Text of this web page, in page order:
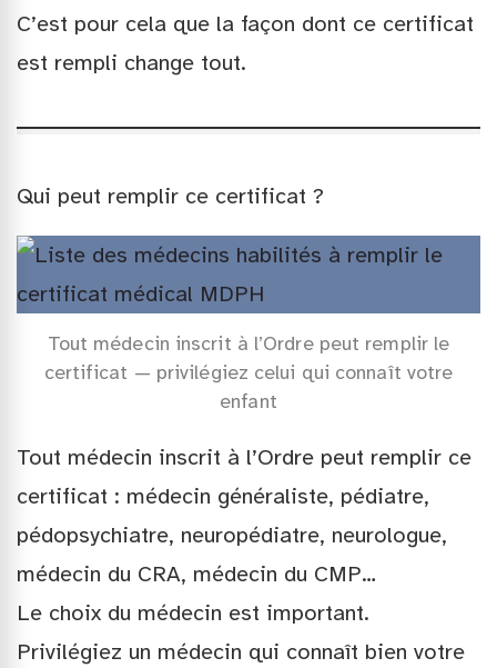
C’est pour cela que la façon dont ce certificat
est rempli change tout.
Qui peut remplir ce certificat ?
Tout médecin inscrit à l’Ordre peut remplir le
certificat — privilégiez celui qui connaît votre
enfant
Tout médecin inscrit à l’Ordre peut remplir ce
certificat : médecin généraliste, pédiatre,
pédopsychiatre, neuropédiatre, neurologue,
médecin du CRA, médecin du CMP…
Le choix du médecin est important.
Privilégiez un médecin qui connaît bien votre